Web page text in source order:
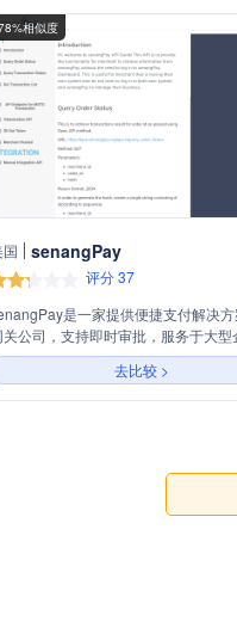
相似度
senangPay
评分 37
是一家提供便捷支付解决
关公司，支持即时审批，服务于大型
企业和平台合作伙伴。公司整合多种
，提供公平定价，并以数据安全为首
行业领先的金融安全专家合作。
去比较 >